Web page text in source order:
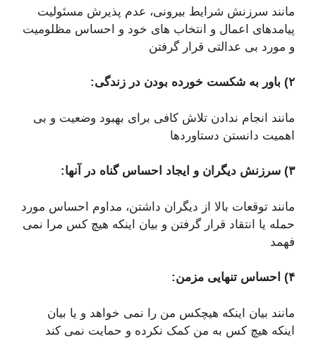
مانند سرزنش شرایط بیرونی، عدم پذیرش مسئولیت
پیامدهای اعمال و انتخاب های خود و احساس مظلومیت
و مورد بی عدالتی قرار گرفتن
۲) باور به شکست خورده بودن در زندگی:
مانند انجام ندادن تلاش کافی برای بهبود وضعیت و بی
اهمیت دانستن دستاوردها
۳) سرزنش دیگران و ایجاد احساس گناه در آنها:
مانند توقعات بالا از دیگران داشتن، مداوم احساس مورد
حمله یا انتقاد قرار گرفتن و بیان اینکه هیچ کس مرا نمی
فهمد
۴) احساس تنهایی مزمن:
مانند بیان اینکه هیچکس من را نمی خواهد و یا بیان
اینکه هیچ کس به من کمک نکرده و حمایت نمی کند